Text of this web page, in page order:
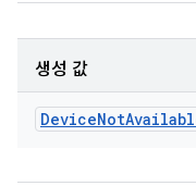
생성 값
DeviceNot